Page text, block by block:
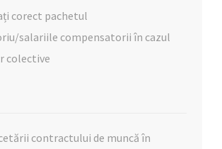
corect pachetul
salariile compensatorii în cazul
colective
contractului de muncă în